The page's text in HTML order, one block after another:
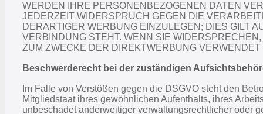
WERDEN IHRE PERSONENBEZOGENEN DATEN
JEDERZEIT WIDERSPRUCH GEGEN DIE
DERARTIGER WERBUNG EINZULEGEN; DIES GILT
VERBINDUNG STEHT. WENN SIE
ZUM ZWECKE DER DIREKTWERBUNG
Beschwerde­recht bei der zuständigen
Im Falle von Verstößen gegen die DSGVO steht den
Mitgliedstaat ihres gewöhnlichen Aufenthalts, ihres
unbeschadet anderweitiger verwaltungsrechtlicher oder